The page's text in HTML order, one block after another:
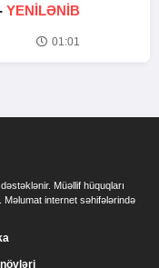
YENİLƏNİB
01:01
Müəllif hüquqları
Məlumat internet səhifələrində